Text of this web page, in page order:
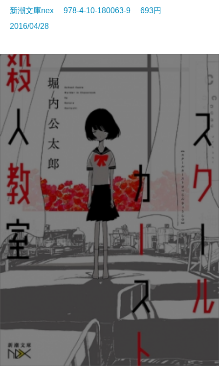
新潮文庫nex 978-4-10-180063-9 693円
2016/04/28